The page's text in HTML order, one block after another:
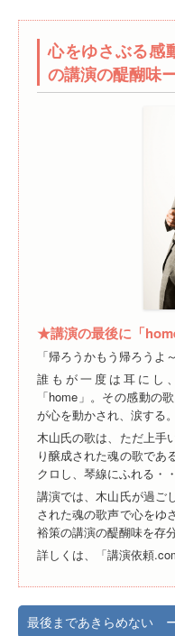
心をゆさぶる感
の講演の醍醐味
★講演の最後に「
「帰ろうかもう帰ろうよ
誰もが一度は耳にし、思わず郷愁にふけってしまう
「home」。その感動の
が心を動かされ、涙する。
木山氏の歌は、ただ上手いだけの歌ではない。様々な経験によ
り醸成された魂の歌であ
クロし、琴線にふれる・
講演では、木山氏が過ごしてきた人生と、その人生により醸成
された魂の歌声で心をゆ
裕策の講演の醍醐味を存
詳しくは、「講演依頼
最後まであきらめない